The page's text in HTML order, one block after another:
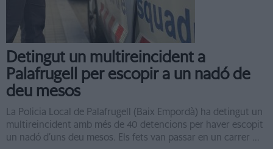
Detingut un multireincident a
Palafrugell per escopir a un nadó de
deu mesos
La Policia Local de Palafrugell (Baix Empordà) ha detingut un
multireincident amb més de 40 detencions per haver escopit
un nadó d’uns deu mesos. Els fets van passar en un carrer ...